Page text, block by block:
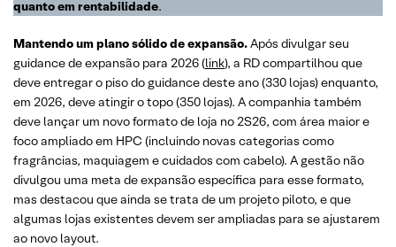
quanto em rentabilidade.
Mantendo um plano sólido de expansão.Após divulgar seu
guidance de expansão para 2026 (link), a RD compartilhou que
deve entregar o piso do guidance deste ano (330 lojas) enquanto,
em 2026, deve atingir o topo (350 lojas). A companhia também
deve lançar um novo formato de loja no 2S26, com área maior e
foco ampliado em HPC (incluindo novas categorias como
fragrâncias, maquiagem e cuidados com cabelo). A gestão não
divulgou uma meta de expansão específica para esse formato,
mas destacou que ainda se trata de um projeto piloto, e que
algumas lojas existentes devem ser ampliadas para se ajustarem
ao novo layout.